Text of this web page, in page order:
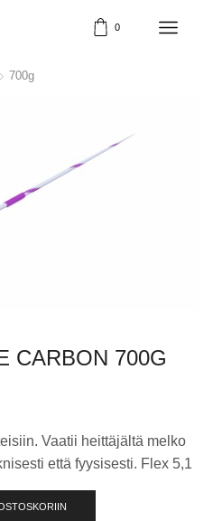
0
700g
CARBON 700G
Vaatii heittäjältä melko
että fyysisesti. Flex 5,1